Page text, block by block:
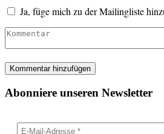
Ja, füge mich zu der Mailingliste
Abonniere unseren Newsletter